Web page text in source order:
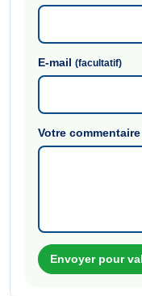
E-mail(facultatif)
Votre
Envoyer pour